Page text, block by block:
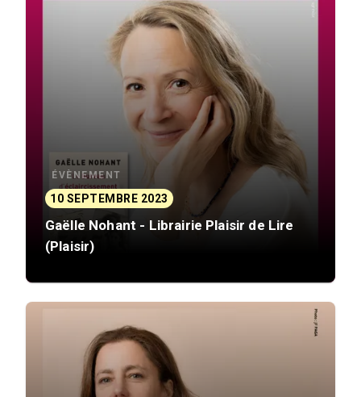
ÉVÈNEMENT
10 SEPTEMBRE 2023
Gaëlle Nohant - Librairie Plaisir de Lire
(Plaisir)